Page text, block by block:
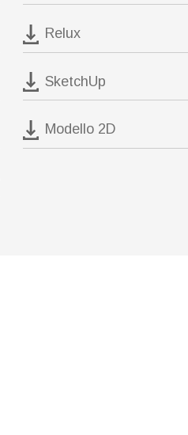
Relux
SketchUp
Modello 2D